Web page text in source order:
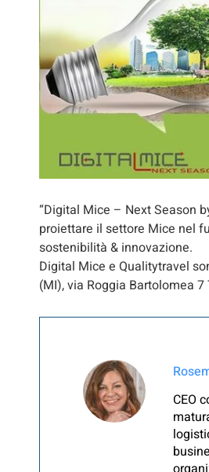
“Digital Mice – Next Season
proiettare il settore Mice nel
sostenibilità & innovazione.
Digital Mice e Qualitytravel
(MI), via Roggia Bartolomea
CEO